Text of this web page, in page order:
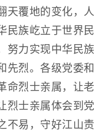
天覆地的变化，人
民族屹立于世界民
努力实现中华民族
先烈。各级党委和
命烈士亲属，让老
烈士亲属体会到党
不易，守好江山责